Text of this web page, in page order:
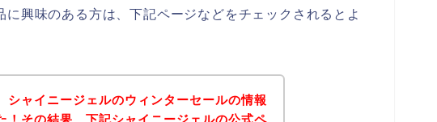
興味のある方は、下記ページなどをチェックされるとよ
シャイニージェルのウィンターセールの情報
！その結果、下記シャイニージェルの公式ペ